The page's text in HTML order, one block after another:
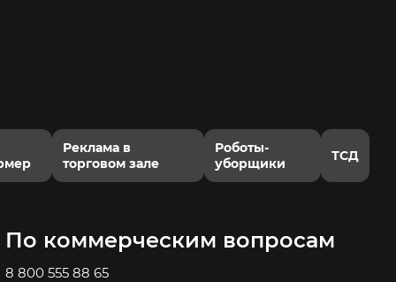
Реклама в
торговом зале
Роботы-
уборщики
ТСД
По коммерческим вопросам
8 800 555 88 65